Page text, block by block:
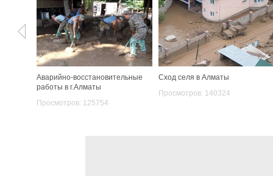
Аварийно-восстановительные
работы в г.Алматы
Просмотров: 125754
Сход селя в Алматы
Просмотров: 140324